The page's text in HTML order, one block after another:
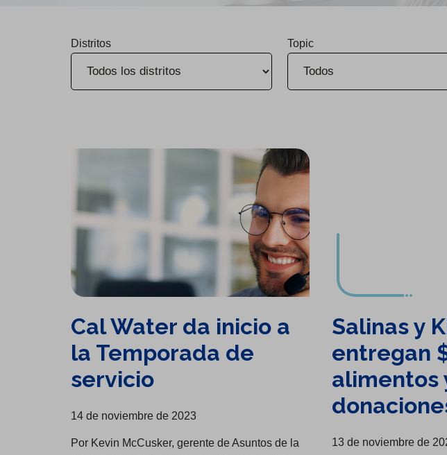
Distritos Topic
Cal Water da inicio a
la Temporada de
servicio
14 de noviembre de 2023
Por Kevin McCusker, gerente de Asuntos de la
Salinas y
entregan
alimentos
13 de noviembre de